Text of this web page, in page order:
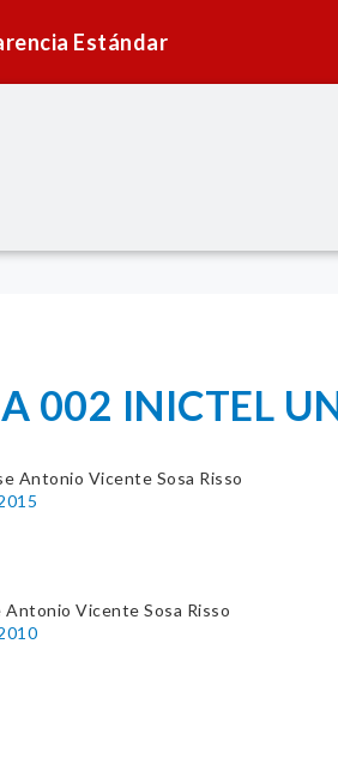
Estándar
002 INICTEL
Antonio Vicente Sosa Risso
Antonio Vicente Sosa Risso